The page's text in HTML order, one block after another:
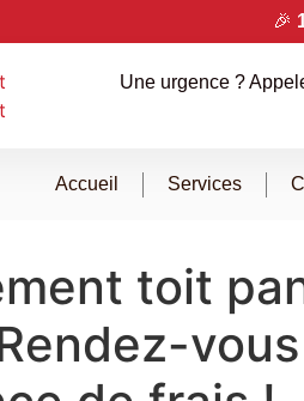
🎉
Une urgence ?
Accueil Services
toit